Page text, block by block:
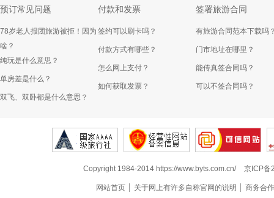
预订常见问题
78岁老人报团旅游被拒！因为
啥？
纯玩是什么意思？
单房差是什么？
双飞、双卧都是什么意思？
付款和发票
签约可以刷卡吗？
付款方式有哪些？
怎么网上支付？
如何获取发票？
签署旅游合同
有旅游合同范本下载吗
门市地址在哪里？
能传真签合同吗？
可以不签合同吗？
Copyright 1984-2014 https://www.byts.com.cn/ 京ICP备
网站首页 关于网上有许多自称官网的说明 商务合